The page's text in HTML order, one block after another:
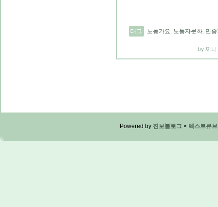
태그 노동가요, 노동자문화, 민
찌니
Powered by 진보블로그× 텍스트큐브